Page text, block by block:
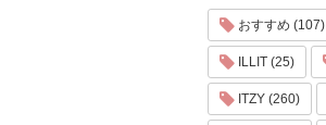
おすすめ (107)
ILLIT (25)
ITZY (260)